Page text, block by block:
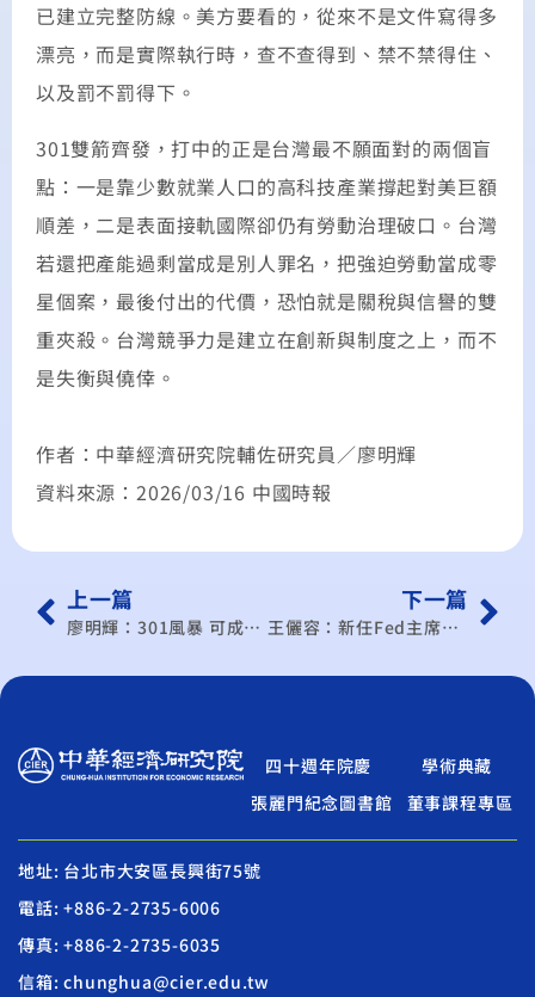
已建立完整防線。美方要看的，從來不是文件寫得多
漂亮，而是實際執行時，查不查得到、禁不禁得住、
以及罰不罰得下。
301雙箭齊發，打中的正是台灣最不願面對的兩個盲
點：一是靠少數就業人口的高科技產業撐起對美巨額
順差，二是表面接軌國際卻仍有勞動治理破口。台灣
若還把產能過剩當成是別人罪名，把強迫勞動當成零
星個案，最後付出的代價，恐怕就是關稅與信譽的雙
重夾殺。台灣競爭力是建立在創新與制度之上，而不
是失衡與僥倖。
作者：中華經濟研究院輔佐研究員／廖明輝
資料來源：2026/03/16 中國時報
上一篇
廖明輝：301風暴 可成經貿轉型推力
下一篇
王儷容：新任Fed主席之貨幣政策邏輯及挑戰
四十週年院慶
學術典藏
張麗門紀念圖書館
董事課程專區
地址: 台北市大安區長興街75號
電話: +886-2-2735-6006
傳真: +886-2-2735-6035
信箱: chunghua@cier.edu.tw